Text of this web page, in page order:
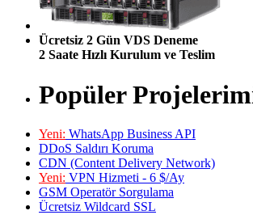
Ücretsiz 2 Gün VDS Deneme
2 Saate Hızlı Kurulum ve Teslim
Popüler
Yeni: WhatsApp Business API
DDoS Saldırı Koruma
CDN (Content Delivery Network)
Yeni: VPN Hizmeti - 6 $/Ay
GSM Operatör Sorgulama
Ücretsiz Wildcard SSL